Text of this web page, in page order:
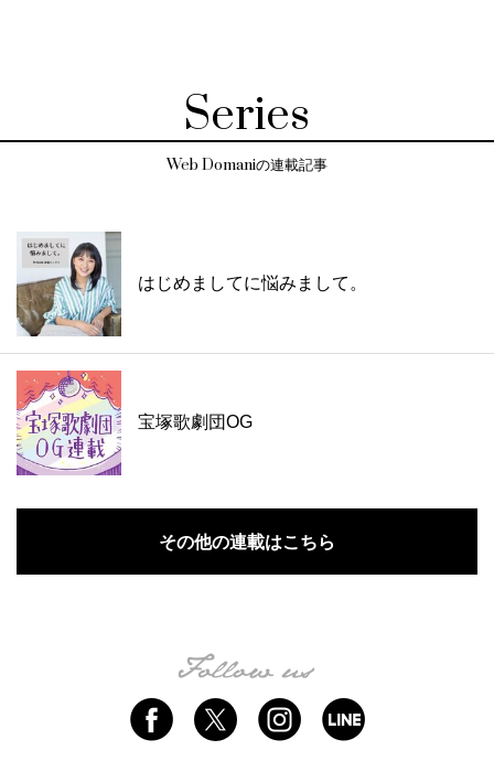
Series
Web Domaniの連載記事
はじめましてに悩みまして。
宝塚歌劇団OG
その他の連載はこちら